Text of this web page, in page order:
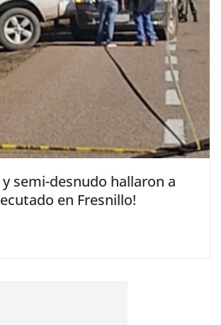
semi-desnudo hallaron a
en Fresnillo!